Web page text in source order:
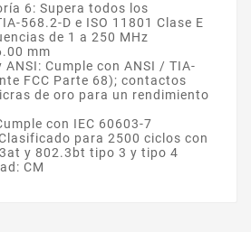
6: Supera todos los
568.2-D e ISO 11801 Clase E
de 1 a 250 MHz
mm
ANSI: Cumple con ANSI / TIA-
FCC Parte 68); contactos
de oro para un rendimiento
con IEC 60603-7
para 2500 ciclos con
y 802.3bt tipo 3 y tipo 4
CM